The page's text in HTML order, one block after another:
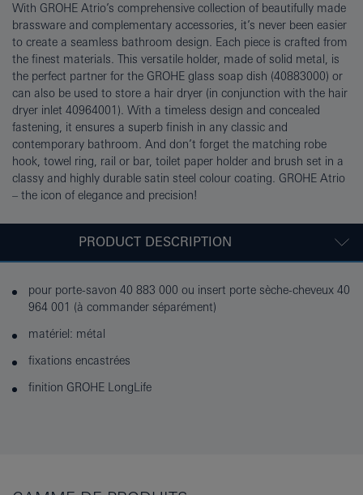
With GROHE Atrio’s comprehensive collection of beautifully made
brassware and complementary accessories, it’s never been easier
to create a seamless bathroom design. Each piece is crafted from
the finest materials. This versatile holder, made of solid metal, is
the perfect partner for the GROHE glass soap dish (40883000) or
can also be used to store a hair dryer (in conjunction with the hair
dryer inlet 40964001). With a timeless design and concealed
fastening, it ensures a superb finish in any classic and
contemporary bathroom. And don’t forget the matching robe
hook, towel ring, rail or bar, toilet paper holder and brush set in a
classy and highly durable satin steel colour coating. GROHE Atrio
– the icon of elegance and precision!
PRODUCT DESCRIPTION
pour porte-savon 40 883 000 ou insert porte sèche-cheveux 40
964 001 (à commander séparément)
matériel: métal
fixations encastrées
finition GROHE LongLife